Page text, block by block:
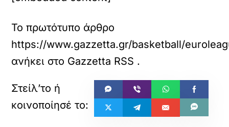
Το πρωτότυπο άρθρο
https://www.gazzetta.gr/basketball/
ανήκει στο Gazzetta RSS .